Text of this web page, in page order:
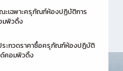
เฉพาะครุภัณฑ์ห้องปฏิบัติการ
มพิวดิ้ง
ะกวดราคาซื้อครุภัณฑ์ห้องปฏิบัติ
ด์คอมพิวดิ้ง